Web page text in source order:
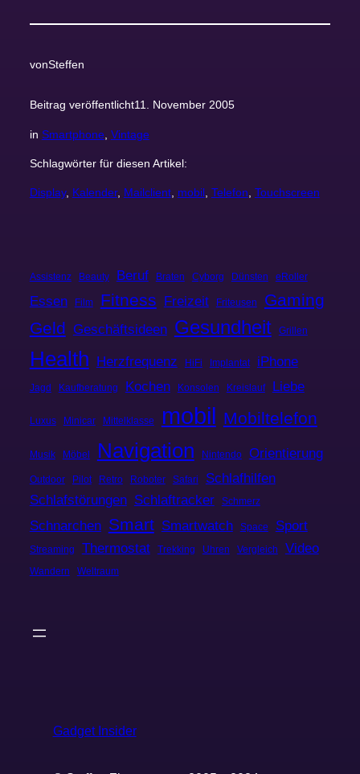
vonSteffen
Beitrag veröffentlicht11. November 2005
in Smartphone Vintage
Schlagwörter für diesen Artikel:
Display, Kalender, Mailclient, mobil, Telefon, Touchscreen
Assistenz Beauty Beruf Braten Cyborg Dünsten eRoller
Essen Film Fitness Freizeit Friteusen
Gaming
Geld Geschäftsideen Gesundheit Grillen
Health Herzfrequenz HiFi Implantat iPhone
Jagd Kaufberatung Kochen Konsolen Kreislauf Liebe
Luxus Minicar Mittelklasse mobil Mobiltelefon
Musik Möbel Navigation Nintendo Orientierung
Outdoor Pilot Retro Roboter Safari
Schlafhilfen
Schlafstörungen Schlaftracker Schmerz
Schnarchen Smart Smartwatch Space Sport
Streaming Thermostat Trekking Uhren Vergleich Video
Wandern Weltraum
Gadget Insider